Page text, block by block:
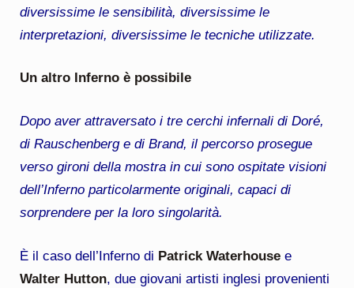
diversissime le sensibilità, diversissime le
interpretazioni, diversissime le tecniche utilizzate.
Un altro Inferno è possibile
Dopo aver attraversato i tre cerchi infernali di Doré,
di Rauschenberg e di Brand, il percorso prosegue
verso gironi della mostra in cui sono ospitate visioni
dell’Inferno particolarmente originali, capaci di
sorprendere per la loro singolarità.
È il caso dell’Inferno di Patrick Waterhousee
Walter Hutton, due giovani artisti inglesi provenienti